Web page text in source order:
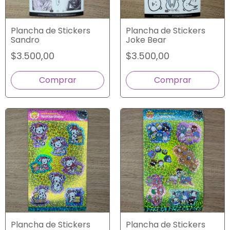
Plancha de Stickers
Sandro
$3.500,00
Plancha de Stickers
Joke Bear
$3.500,00
Plancha de Stickers Plancha de Stickers